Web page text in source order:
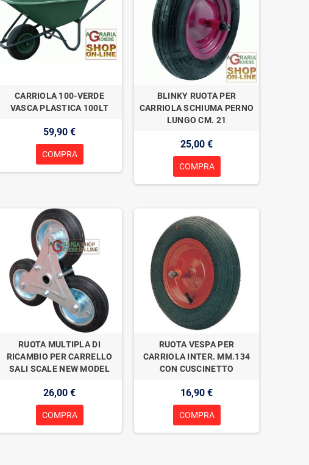
CARRIOLA 100-VERDE
VASCA PLASTICA 100LT
59,90 €
COMPRA
BLINKY RUOTA PER
CARRIOLA SCHIUMA PERNO
LUNGO CM. 21
25,00 €
COMPRA
RUOTA MULTIPLA DI
RICAMBIO PER CARRELLO
SALI SCALE NEW MODEL
26,00 €
COMPRA
RUOTA VESPA PER
CARRIOLA INTER. MM.134
CON CUSCINETTO
16,90 €
COMPRA